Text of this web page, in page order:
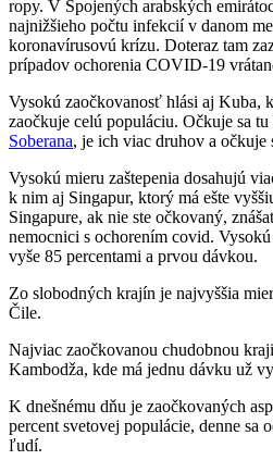
ropy. V Spojených arabských
najnižšieho počtu infekcií v danom
koronavírusovú krízu. Doteraz tam
prípadov ochorenia COVID-19
Vysokú zaočkovanosť hlási aj Kuba,
zaočkuje celú populáciu. Očkuje sa
Soberana, je ich viac druhov a očkuje
Vysokú mieru zaštepenia dosahujú
k nim aj Singapur, ktorý má ešte
Singapure, ak nie ste očkovaný,
nemocnici s ochorením covid.
vyše 85 percentami a prvou dávkou.
Zo slobodných krajín je najvyššia
Čile.
Najviac zaočkovanou chudobnou
Kambodža, kde má jednu dávku už
K dnešnému dňu je zaočkovaných
percent svetovej populácie, denne sa
ľudí.